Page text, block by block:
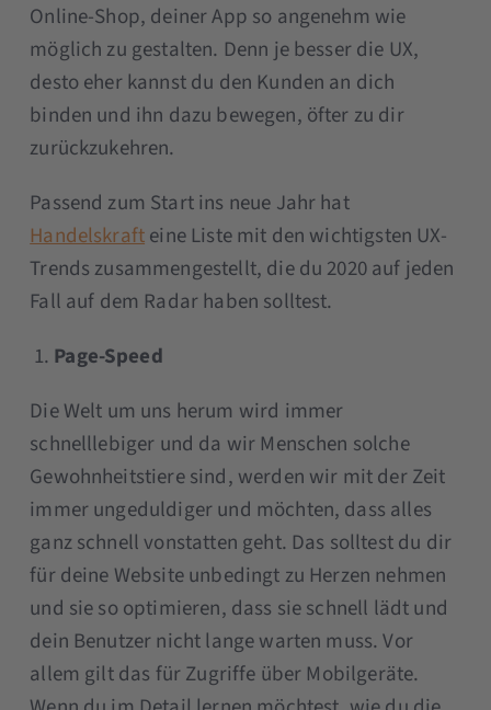
Online-Shop, deiner App so angenehm wie
möglich zu gestalten. Denn je besser die UX,
desto eher kannst du den Kunden an dich
binden und ihn dazu bewegen, öfter zu dir
zurückzukehren.
Passend zum Start ins neue Jahr hat
Handelskrafteine Liste mit den wichtigsten UX-
Trends zusammengestellt, die du 2020 auf jeden
Fall auf dem Radar haben solltest.
Page-Speed
Die Welt um uns herum wird immer
schnelllebiger und da wir Menschen solche
Gewohnheitstiere sind, werden wir mit der Zeit
immer ungeduldiger und möchten, dass alles
ganz schnell vonstatten geht. Das solltest du dir
für deine Website unbedingt zu Herzen nehmen
und sie so optimieren, dass sie schnell lädt und
dein Benutzer nicht lange warten muss. Vor
allem gilt das für Zugriffe über Mobilgeräte.